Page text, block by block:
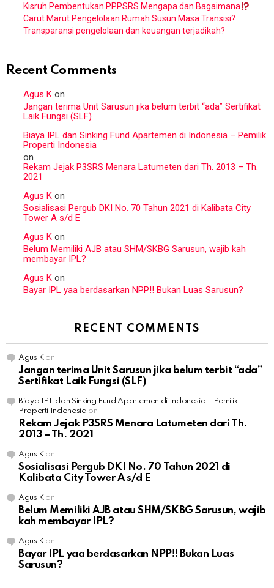
Kisruh Pembentukan PPPSRS Mengapa dan Bagaimana
Carut Marut Pengelolaan Rumah Susun Masa Transisi?
Transparansi pengelolaan dan keuangan terjadikah?
Recent Comments
Agus K on
Jangan terima Unit Sarusun jika belum terbit “ada” Sertifikat
Laik Fungsi (SLF)
Biaya IPL dan Sinking Fund Apartemen di Indonesia – Pemilik
Properti Indonesia
on
Rekam Jejak P3SRS Menara Latumeten dari Th. 2013 – Th.
2021
Agus K on
Sosialisasi Pergub DKI No. 70 Tahun 2021 di Kalibata City
Tower A s/d E
Agus K on
Belum Memiliki AJB atau SHM/SKBG Sarusun, wajib kah
membayar IPL?
Agus K on
Bayar IPL yaa berdasarkan NPP!! Bukan Luas Sarusun?
RECENT COMMENTS
Agus Kon
Jangan terima Unit Sarusun jika belum terbit “ada”
Sertifikat Laik Fungsi (SLF)
Biaya IPL dan Sinking Fund Apartemen di Indonesia – Pemilik
Properti Indonesia on
Rekam Jejak P3SRS Menara Latumeten dari Th.
2013 – Th. 2021
Agus Kon
Sosialisasi Pergub DKI No. 70 Tahun 2021 di
Kalibata City Tower A s/d E
Agus Kon
Belum Memiliki AJB atau SHM/SKBG Sarusun, wajib
kah membayar IPL?
Agus Kon
Bayar IPL yaa berdasarkan NPP!! Bukan Luas
Sarusun?